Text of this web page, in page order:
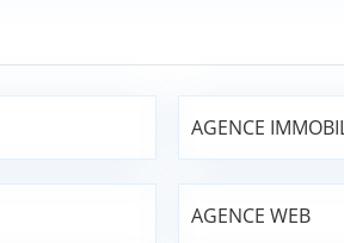
AGENCE
AGENCE WEB